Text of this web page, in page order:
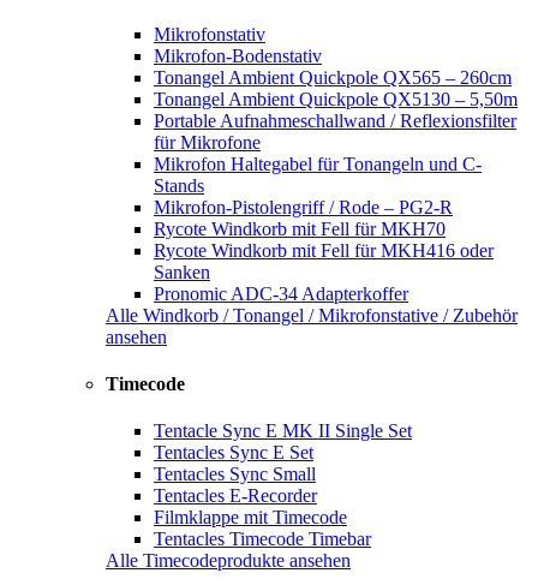
Mikrofonstativ
Mikrofon-Bodenstativ
Tonangel Ambient Quickpole QX565 – 260cm
Tonangel Ambient Quickpole QX5130 – 5,50m
Portable Aufnahmeschallwand / Reflexionsfilter
für Mikrofone
Mikrofon Haltegabel für Tonangeln und C-
Stands
Mikrofon-Pistolengriff / Rode – PG2-R
Rycote Windkorb mit Fell für MKH70
Rycote Windkorb mit Fell für MKH416 oder
Sanken
Pronomic ADC-34 Adapterkoffer
Alle Windkorb / Tonangel / Mikrofonstative / Zubehör
ansehen
Timecode
Tentacle Sync E MK II Single Set
Tentacles Sync E Set
Tentacles Sync Small
Tentacles E-Recorder
Filmklappe mit Timecode
Tentacles Timecode Timebar
Alle Timecodeprodukte ansehen